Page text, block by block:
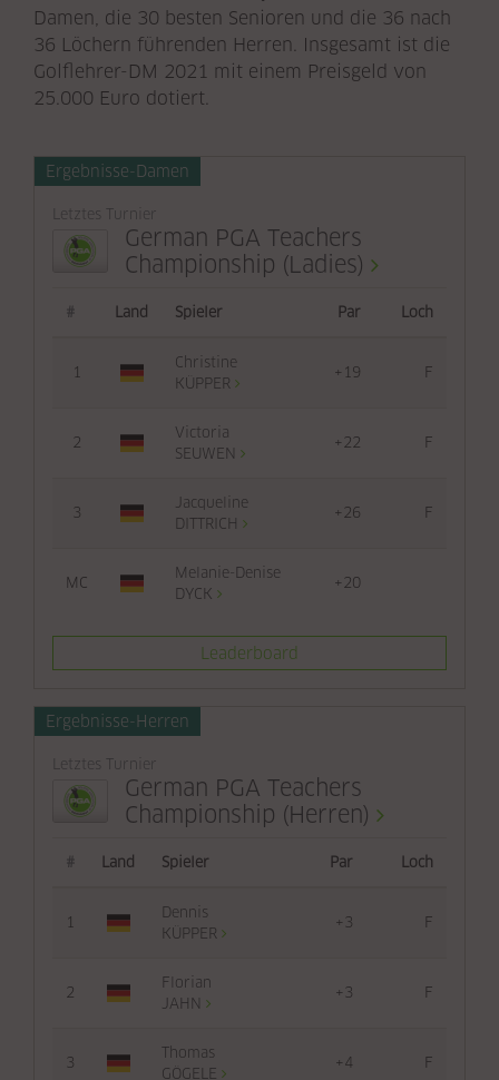
Damen, die 30 besten Senioren und die 36 nach
36 Löchern führenden Herren. Insgesamt ist die
Golflehrer-DM 2021 mit einem Preisgeld von
25.000 Euro dotiert.
Ergebnisse-Damen
Letztes Turnier
German PGA Teachers
Championship (Ladies)
# Land Spieler Par Loch
1
Christine
KÜPPER
+19 F
2
Victoria
SEUWEN
+22 F
3
Jacqueline
DITTRICH
+26 F
MC
Melanie-Denise
DYCK
+20
Leaderboard
Ergebnisse-Herren
Letztes Turnier
German PGA Teachers
Championship (Herren)
# Land Spieler Par Loch
1
Dennis
KÜPPER
+3 F
2
Florian
JAHN
+3 F
3
Thomas
GÖGELE
+4 F